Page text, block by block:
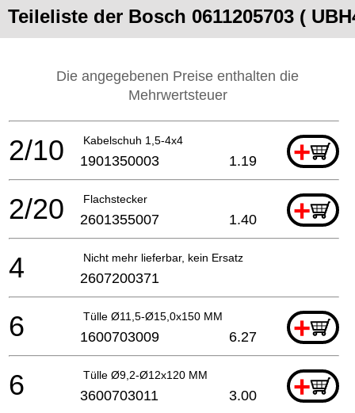
Teileliste der Bosch 0611205703 (
Die angegebenen Preise enthalten die
Mehrwertsteuer
Kabelschuh 1,5-4x4 +
2/10 1901350003 1.19
Flachstecker +
2/20 2601355007 1.40
Nicht mehr lieferbar, kein Ersatz
4 2607200371
Tülle Ø11,5-Ø15,0x150 MM +
6 1600703009 6.27
Tülle Ø9,2-Ø12x120 MM +
6 3600703011 3.00